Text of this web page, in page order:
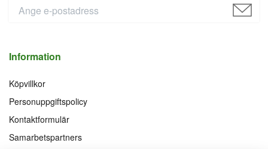
Information
Köpvillkor
Personuppgiftspolicy
Kontaktformulär
Samarbetspartners